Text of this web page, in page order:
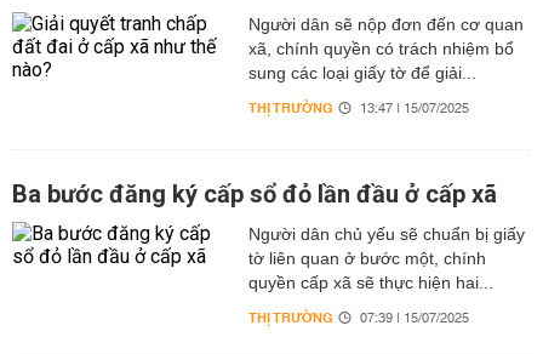
Người dân sẽ nộp đơn đến cơ quan
xã, chính quyền có trách nhiệm bổ
sung các loại giấy tờ để giải...
THỊ TRƯỜNG 13:47 | 15/07/2025
Ba bước đăng ký cấp sổ đỏ lần đầu ở cấp xã
Người dân chủ yếu sẽ chuẩn bị giấy
tờ liên quan ở bước một, chính
quyền cấp xã sẽ thực hiện hai...
THỊ TRƯỜNG 07:39 | 15/07/2025